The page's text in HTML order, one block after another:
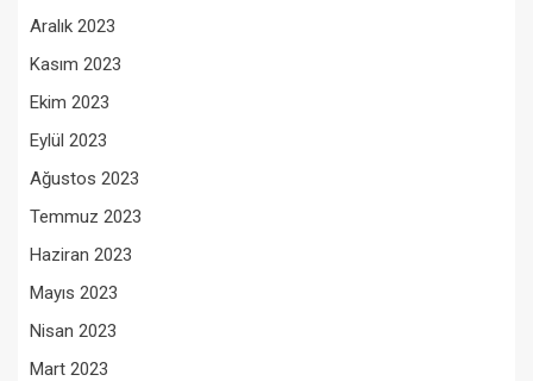
Aralık 2023
Kasım 2023
Ekim 2023
Eylül 2023
Ağustos 2023
Temmuz 2023
Haziran 2023
Mayıs 2023
Nisan 2023
Mart 2023